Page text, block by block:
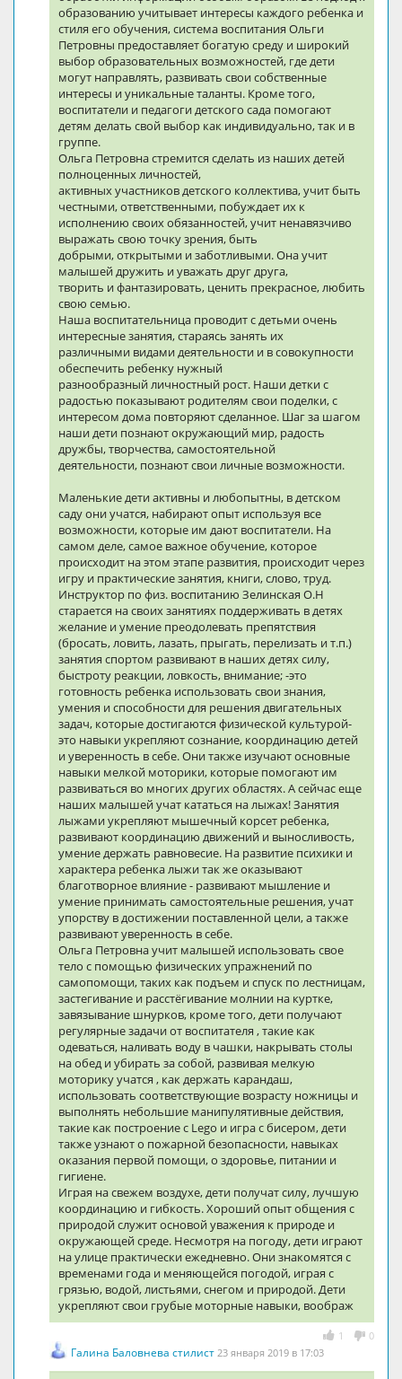
образованию учитывает интересы каждого ребенка и
стиля его обучения, система воспитания Ольги
Петровны предоставляет богатую среду и широкий
выбор образовательных возможностей, где дети
могут направлять, развивать свои собственные
интересы и уникальные таланты. Кроме того,
воспитатели и педагоги детского сада помогают
детям делать свой выбор как индивидуально, так и в
группе.
Ольга Петровна стремится сделать из наших детей
полноценных личностей,
активных участников детского коллектива, учит быть
честными, ответственными, побуждает их к
исполнению своих обязанностей, учит ненавязчиво
выражать свою точку зрения, быть
добрыми, открытыми и заботливыми. Она учит
малышей дружить и уважать друг друга,
творить и фантазировать, ценить прекрасное, любить
свою семью.
Наша воспитательница проводит с детьми очень
интересные занятия, стараясь занять их
различными видами деятельности и в совокупности
обеспечить ребенку нужный
разнообразный личностный рост. Наши детки с
радостью показывают родителям свои поделки, с
интересом дома повторяют сделанное. Шаг за шагом
наши дети познают окружающий мир, радость
дружбы, творчества, самостоятельной
деятельности, познают свои личные возможности.
Маленькие дети активны и любопытны, в детском
саду они учатся, набирают опыт используя все
возможности, которые им дают воспитатели. На
самом деле, самое важное обучение, которое
происходит на этом этапе развития, происходит через
игру и практические занятия, книги, слово, труд.
Инструктор по физ. воспитанию Зелинская О.Н
старается на своих занятиях поддерживать в детях
желание и умение преодолевать препятствия
(бросать, ловить, лазать, прыгать, перелизать и т.п.)
занятия спортом развивают в наших детях силу,
быстроту реакции, ловкость, внимание; -это
готовность ребенка использовать свои знания,
умения и способности для решения двигательных
задач, которые достигаются физической культурой-
это навыки укрепляют сознание, координацию детей
и уверенность в себе. Они также изучают основные
навыки мелкой моторики, которые помогают им
развиваться во многих других областях. А сейчас еще
наших малышей учат кататься на лыжах! Занятия
лыжами укрепляют мышечный корсет ребенка,
развивают координацию движений и выносливость,
умение держать равновесие. На развитие психики и
характера ребенка лыжи так же оказывают
благотворное влияние - развивают мышление и
умение принимать самостоятельные решения, учат
упорству в достижении поставленной цели, а также
развивают уверенность в себе.
Ольга Петровна учит малышей использовать свое
тело с помощью физических упражнений по
самопомощи, таких как подъем и спуск по лестницам,
застегивание и расстёгивание молнии на куртке,
завязывание шнурков, кроме того, дети получают
регулярные задачи от воспитателя , такие как
одеваться, наливать воду в чашки, накрывать столы
на обед и убирать за собой, развивая мелкую
моторику учатся , как держать карандаш,
использовать соответствующие возрасту ножницы и
выполнять небольшие манипулятивные действия,
такие как построение с Lego и игра с бисером, дети
также узнают о пожарной безопасности, навыках
оказания первой помощи, о здоровье, питании и
гигиене.
Играя на свежем воздухе, дети получат силу, лучшую
координацию и гибкость. Хороший опыт общения с
природой служит основой уважения к природе и
окружающей среде. Несмотря на погоду, дети играют
на улице практически ежедневно. Они знакомятся с
временами года и меняющейся погодой, играя с
грязью, водой, листьями, снегом и природой. Дети
укрепляют свои грубые моторные навыки, воображ
1 0
Галина Баловнева стилист 23 января 2019 в 17:03